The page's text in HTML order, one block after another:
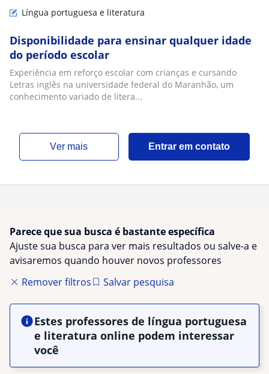
Língua portuguesa e literatura
Disponibilidade para ensinar qualquer idade
do período escolar
Experiência em reforço escolar com crianças e cursando
Letras inglês na universidade federal do Maranhão, um
conhecimento variado de litera...
ver mais Entrar em contato
Parece que sua busca é bastante específica
Ajuste sua busca para ver mais resultados ou salve-a e
avisaremos quando houver novos professores
Remover filtros
Salvar pesquisa
Estes professores de língua portuguesa
e literatura online podem interessar
você